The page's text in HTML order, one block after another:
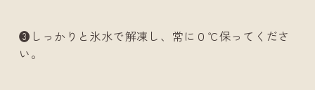
❸しっかりと氷水で解凍し、常に０℃保ってくださ
い。